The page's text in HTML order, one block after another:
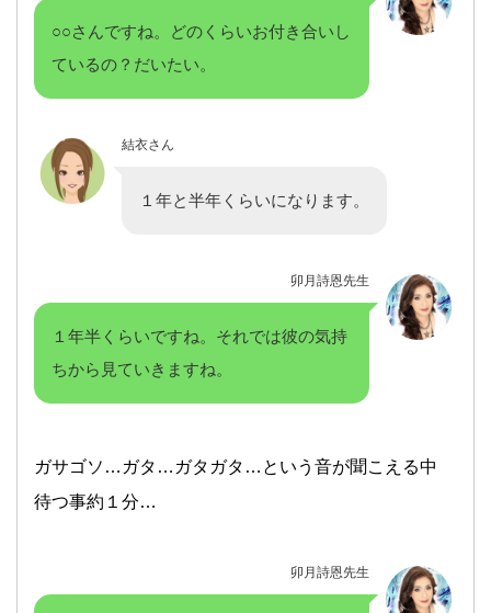
○○さんですね。どのくらいお付き合いし
ているの？だいたい。
結衣さん
１年と半年くらいになります。
卯月詩恩先生
１年半くらいですね。それでは彼の気持
ちから見ていきますね。
ガサゴソ…ガタ…ガタガタ…という音が聞こえる中
待つ事約１分…
卯月詩恩先生